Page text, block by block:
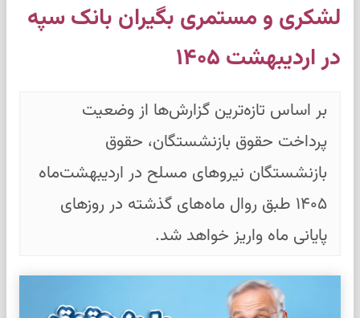
لشکری و مستمری بگیران بانک سپه
در اردیبهشت ۱۴۰۵
بر اساس تازه‌ترین گزارش‌ها از وضعیت
پرداخت حقوق بازنشستگان، حقوق
بازنشستگان نیروهای مسلح در اردیبهشت‌ماه
۱۴۰۵ طبق روال ماه‌های گذشته در روزهای
پایانی ماه واریز خواهد شد.